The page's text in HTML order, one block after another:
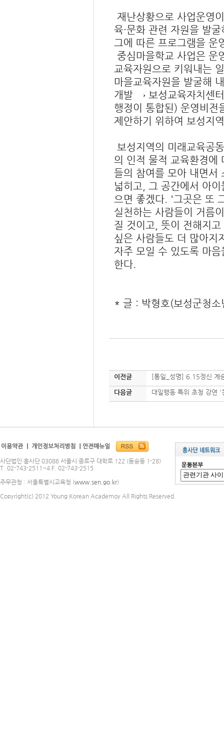
재난상황으로 사업운영
육·문화 관련 자원을 발
그에 따른 프로그램을 운
중심마을학교 사업은 운
교육자원으로 키워내는
마을교육자원을 발굴해
개발 → 보성교육자치센
행정이 통합된) 운영비전
제안하기 위하여 보성지
보성지역의 미래교육공
의 인적 물적 교육환경에
들의 참여를 모아 내면서
넓히고, 그 공간에서 아
으면 좋겠다. '그곳은 또
실천하는 사람들이 거름
질 것이고, 뜻이 전해지
싶은 사람들도 더 많아지
자주 모일 수 있도록 마
한다.
* 글 : 박형호(보성군청소
이전글 [통일_성명] 6.15정신 계
다음글 대일행동 특위 초청 강연 '
사단법인 흥사단 03086 서울시 종로구 대학로 122 (동숭동 1-28)
T. 02-743-2511~4 F. 02-743-2515
주무관청 : 서울특별시교육청 (www.sen.go.kr)
Copyright(c) 2012 Young Korean Academoy All Rights Reserved.